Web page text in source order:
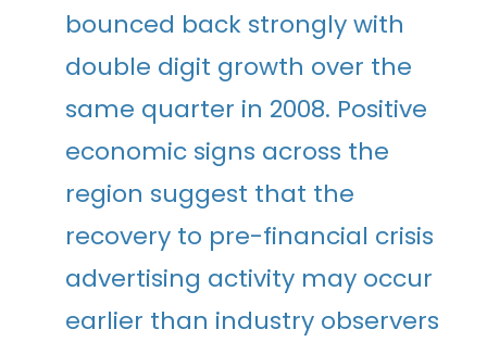
bounced back strongly with
double digit growth over the
same quarter in 2008. Positive
economic signs across the
region suggest that the
recovery to pre-financial crisis
advertising activity may occur
earlier than industry observers